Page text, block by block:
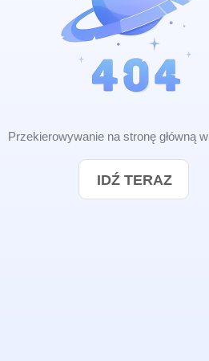
Przekierowywanie na stronę główną w
IDŹ TERAZ